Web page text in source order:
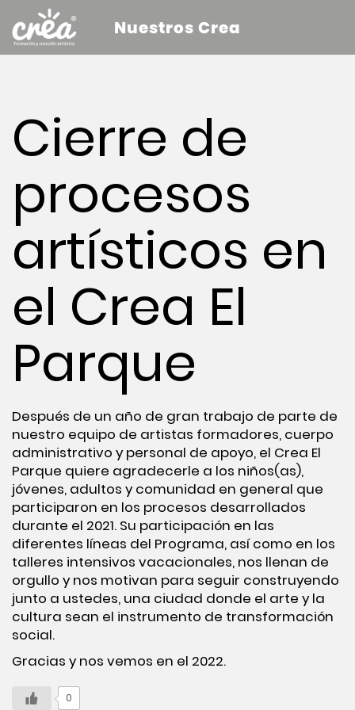
Nuestros Crea
Cierre de
procesos
artísticos en
el Crea El
Parque
Después de un año de gran trabajo de parte de
nuestro equipo de artistas formadores, cuerpo
administrativo y personal de apoyo, el Crea El
Parque quiere agradecerle a los niños(as),
jóvenes, adultos y comunidad en general que
participaron en los procesos desarrollados
durante el 2021. Su participación en las
diferentes líneas del Programa, así como en los
talleres intensivos vacacionales, nos llenan de
orgullo y nos motivan para seguir construyendo
junto a ustedes, una ciudad donde el arte y la
cultura sean el instrumento de transformación
social.
Gracias y nos vemos en el 2022.
0